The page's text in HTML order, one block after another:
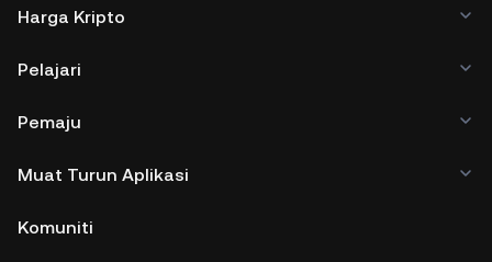
Harga Kripto
Pelajari
Pemaju
Muat Turun Aplikasi
Komuniti